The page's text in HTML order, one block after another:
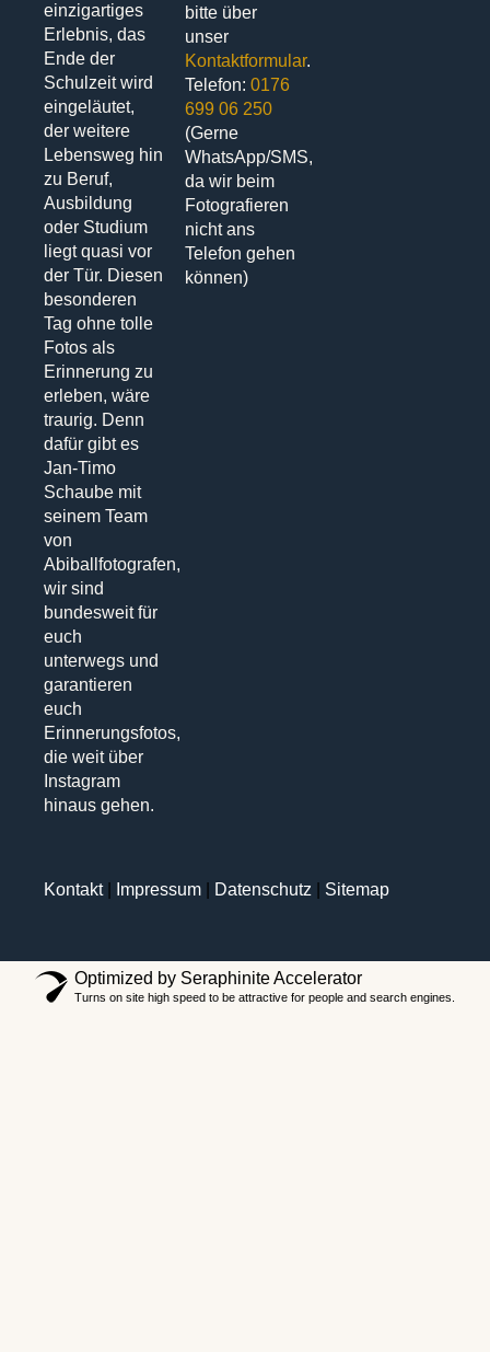
einzigartiges
Erlebnis, das
Ende der
Schulzeit wird
eingeläutet,
der weitere
Lebensweg hin
zu Beruf,
Ausbildung
oder Studium
liegt quasi vor
der Tür. Diesen
besonderen
Tag ohne tolle
Fotos als
Erinnerung zu
erleben, wäre
traurig. Denn
dafür gibt es
Jan-Timo
Schaube mit
seinem Team
von
Abiballfotografen,
wir sind
bundesweit für
euch
unterwegs und
garantieren
euch
Erinnerungsfotos,
die weit über
Instagram
hinaus gehen.
bitte über
unser
Kontaktformular.
Telefon:0176
699 06 250
(Gerne
WhatsApp/SMS,
da wir beim
Fotografieren
nicht ans
Telefon gehen
können)
Kontakt| Impressum Datenschutz Sitemap
Optimized by Seraphinite Accelerator
Turns on site high speed to be attractive for people and search engines.